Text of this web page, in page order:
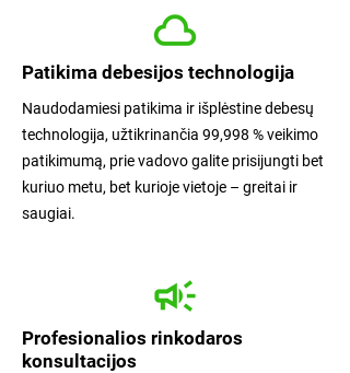
Patikima debesijos technologija
Naudodamiesi patikima ir išplėstine debesų
technologija, užtikrinančia 99,998 % veikimo
patikimumą, prie vadovo galite prisijungti bet
kuriuo metu, bet kurioje vietoje – greitai ir
saugiai.
Profesionalios rinkodaros
konsultacijos